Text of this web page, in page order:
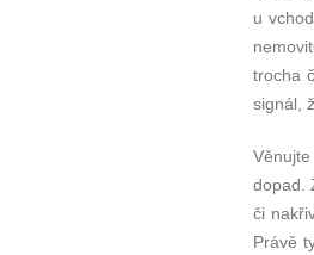
u
trocha
signál,
dopad.
či
Právě